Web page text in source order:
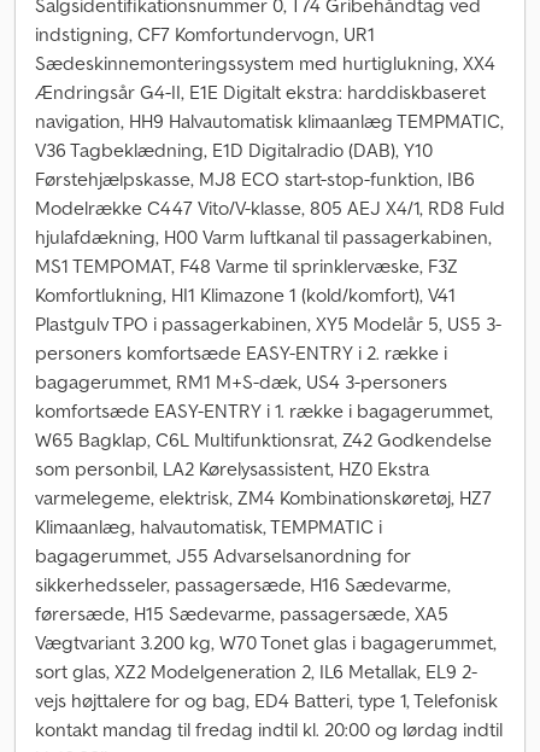
Salgsidentifikationsnummer 0, T74 Gribehåndtag ved
indstigning, CF7 Komfortundervogn, UR1
Sædeskinnemonteringssystem med hurtiglukning, XX4
Ændringsår G4-II, E1E Digitalt ekstra: harddiskbaseret
navigation, HH9 Halvautomatisk klimaanlæg TEMPMATIC,
V36 Tagbeklædning, E1D Digitalradio (DAB), Y10
Førstehjælpskasse, MJ8 ECO start-stop-funktion, IB6
Modelrække C447 Vito/V-klasse, 805 AEJ X4/1, RD8 Fuld
hjulafdækning, H00 Varm luftkanal til passagerkabinen,
MS1 TEMPOMAT, F48 Varme til sprinklervæske, F3Z
Komfortlukning, HI1 Klimazone 1 (kold/komfort), V41
Plastgulv TPO i passagerkabinen, XY5 Modelår 5, US5 3-
personers komfortsæde EASY-ENTRY i 2. række i
bagagerummet, RM1 M+S-dæk, US4 3-personers
komfortsæde EASY-ENTRY i 1. række i bagagerummet,
W65 Bagklap, C6L Multifunktionsrat, Z42 Godkendelse
som personbil, LA2 Kørelysassistent, HZ0 Ekstra
varmelegeme, elektrisk, ZM4 Kombinationskøretøj, HZ7
Klimaanlæg, halvautomatisk, TEMPMATIC i
bagagerummet, J55 Advarselsanordning for
sikkerhedsseler, passagersæde, H16 Sædevarme,
førersæde, H15 Sædevarme, passagersæde, XA5
Vægtvariant 3.200 kg, W70 Tonet glas i bagagerummet,
sort glas, XZ2 Modelgeneration 2, IL6 Metallak, EL9 2-
vejs højttalere for og bag, ED4 Batteri, type 1, Telefonisk
kontakt mandag til fredag indtil kl. 20:00 og lørdag indtil